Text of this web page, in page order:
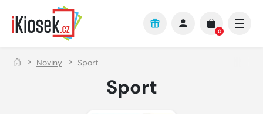
Přejít na hlavní obsah
0
Noviny Sport
Sport